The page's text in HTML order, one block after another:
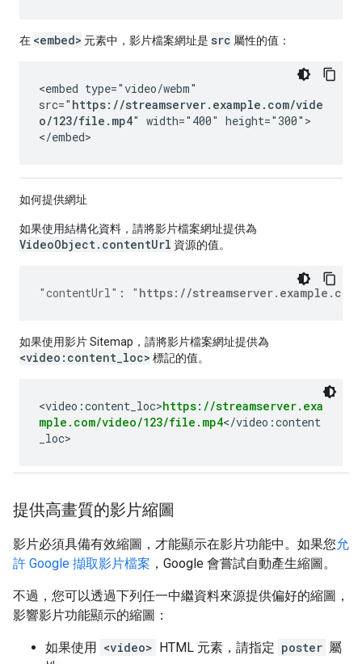
在 <embed> 元素中，影片檔案網址是 src 屬性的值：
<embed type="video/webm"
src=" https://streamserver.example.com/vide
o/123/file.mp4" width="400" height="300">
</embed>
如何提供網址
如果使用結構化資料，請將影片檔案網址提供為
VideoObject.contentUrl 資源的值。
"contentUrl" : " https://
如果使用影片 Sitemap，請將影片檔案網址提供為
<video:content_loc> 標記的值。
<video:content_loc>https://streamserver.exa
mple.com/video/123/file.mp4</video:content
_loc>
提供高畫質的影片縮圖
影片必須具備有效縮圖，才能顯示在影片功能中。如果您允
許 Google 擷取影片檔案 ，Google 會嘗試自動產生縮圖。
不過，您可以透過下列任一中繼資料來源提供偏好的縮圖，
影響影片功能顯示的縮圖：
如果使用 <video> HTML 元素，請指定 poster 屬